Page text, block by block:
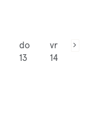
do
13
vr
14